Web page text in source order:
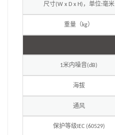
尺寸(W x D x H) ，单位:毫米
重量（kg）
1米内噪音(dB)
海拔
通风
保护等级 IEC (60529)